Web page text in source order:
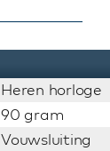
Heren horloge
90 gram
Vouwsluiting